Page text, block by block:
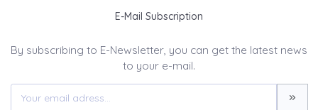
E-Mail Subscription
By subscribing to E-Newsletter, you can get the latest news
to your e-mail.